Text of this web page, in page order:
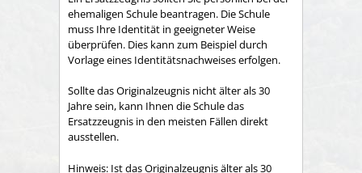
ehemaligen Schule beantragen. Die Schule
muss Ihre Identität in geeigneter Weise
überprüfen. Dies kann zum Beispiel durch
Vorlage eines Identitätsnachweises erfolgen.
Sollte das Originalzeugnis nicht älter als 30
Jahre sein, kann Ihnen die Schule das
Ersatzzeugnis in den meisten Fällen direkt
ausstellen.
Hinweis: Ist das Originalzeugnis älter als 30